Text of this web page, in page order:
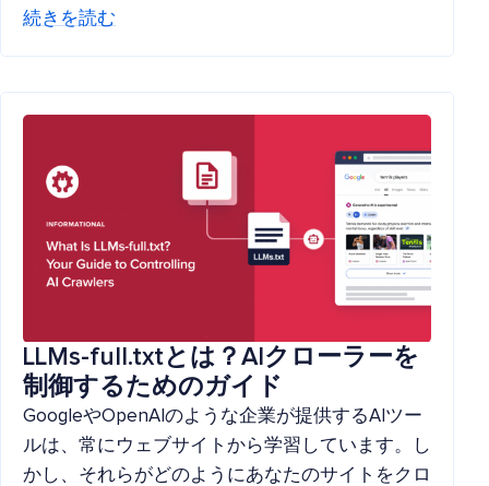
続きを読む
LLMs-full.txtとは？AIクローラーを
制御するためのガイド
GoogleやOpenAIのような企業が提供するAIツー
ルは、常にウェブサイトから学習しています。し
かし、それらがどのようにあなたのサイトをクロ